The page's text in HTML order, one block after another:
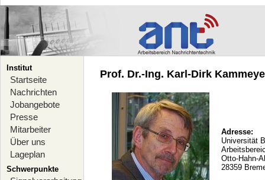
Institut
Startseite
Nachrichten
Jobangebote
Presse
Mitarbeiter
Über uns
Lageplan
Schwerpunkte
Prof. Dr.-Ing. Karl-Dirk
Adresse:
Universität
Otto-Hahn-
28359